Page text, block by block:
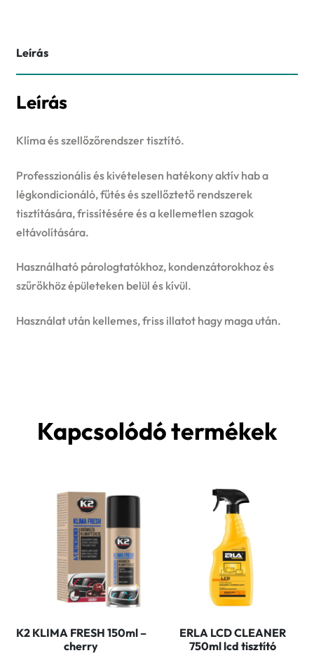
Leírás
Leírás
Klíma és szellőzőrendszer tisztító.
Professzionális és kivételesen hatékony aktív hab a
légkondicionáló, fűtés és szellőztető rendszerek
tisztítására, frissítésére és a kellemetlen szagok
eltávolítására.
Használható párologtatókhoz, kondenzátorokhoz és
szűrőkhöz épületeken belül és kívül.
Használat után kellemes, friss illatot hagy maga után.
Kapcsolódó termékek
K2 KLIMA FRESH 150ml –
cherry
ERLA LCD CLEANER
750ml lcd tisztító